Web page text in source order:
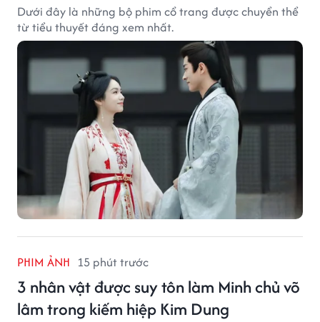
Dưới đây là những bộ phim cổ trang được chuyển thể
từ tiểu thuyết đáng xem nhất.
PHIM ẢNH 15 phút trước
3 nhân vật được suy tôn làm Minh chủ võ
lâm trong kiếm hiệp Kim Dung